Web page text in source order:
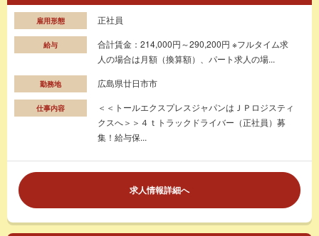
雇用形態 正社員
給与
合計賃金：214,000円～290,200円 ※フルタイム求
人の場合は月額（換算額）、パート求人の場...
勤務地 広島県廿日市市
仕事内容
＜＜トールエクスプレスジャパンはＪＰロジスティ
クスへ＞＞４ｔトラックドライバー（正社員）募
集！給与保...
求人情報詳細へ